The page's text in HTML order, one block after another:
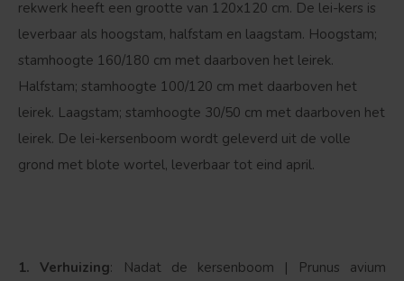
rekwerk heeft een grootte van 120x120 cm. De lei-kers is
leverbaar als hoogstam, halfstam en laagstam. Hoogstam;
stamhoogte 160/180 cm met daarboven het leirek.
Halfstam; stamhoogte 100/120 cm met daarboven het
leirek. Laagstam; stamhoogte 30/50 cm met daarboven het
leirek. De lei-kersenboom wordt geleverd uit de volle
grond met blote wortel, leverbaar tot eind april.
1. Verhuizing: Nadat de kersenboom | Prunus avium